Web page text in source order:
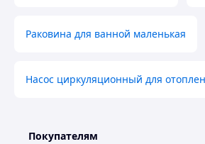
Раковина для ванной маленькая
Насос циркуляционный для
Покупателям